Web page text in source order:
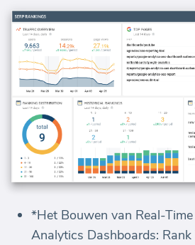
*Het Bouwen van Real-
Analytics Dashboards: Rank